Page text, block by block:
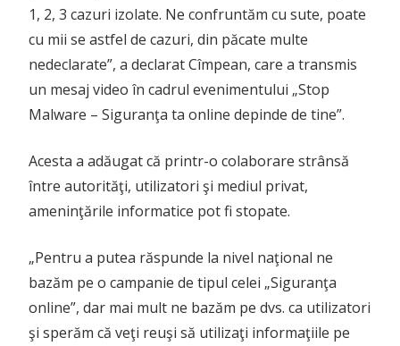
1, 2, 3 cazuri izolate. Ne confruntăm cu sute, poate
cu mii se astfel de cazuri, din păcate multe
nedeclarate”, a declarat Cîmpean, care a transmis
un mesaj video în cadrul evenimentului „Stop
Malware – Siguranţa ta online depinde de tine”.
Acesta a adăugat că printr-o colaborare strânsă
între autorităţi, utilizatori şi mediul privat,
ameninţările informatice pot fi stopate.
„Pentru a putea răspunde la nivel naţional ne
bazăm pe o campanie de tipul celei „Siguranţa
online”, dar mai mult ne bazăm pe dvs. ca utilizatori
şi sperăm că veţi reuşi să utilizaţi informaţiile pe